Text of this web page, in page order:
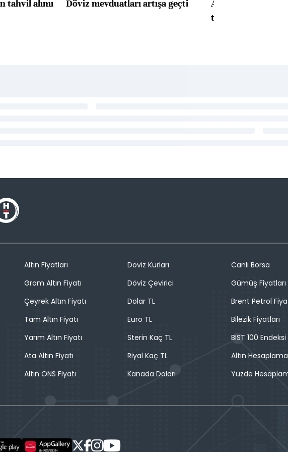
tahvil alımı
Döviz mevduatları artışa geçti
ABD'de konut
toparlandı
Altın Fiyatları
Gram Altın Fiyatı
Çeyrek Altın Fiyatı
Tam Altın Fiyatı
Yarım Altın Fiyatı
Ata Altın Fiyatı
Altın ONS Fiyatı
Döviz Kurları
Döviz Çevirici
Dolar TL
Euro TL
Sterin Kaç TL
Riyal Kaç TL
Kanada Doları
Canlı Borsa
Gümüş Fiyatları
Brent Petrol
Bilezik Fiyatları
BIST 100 Endeksi
Altın Hesaplama
Yüzde